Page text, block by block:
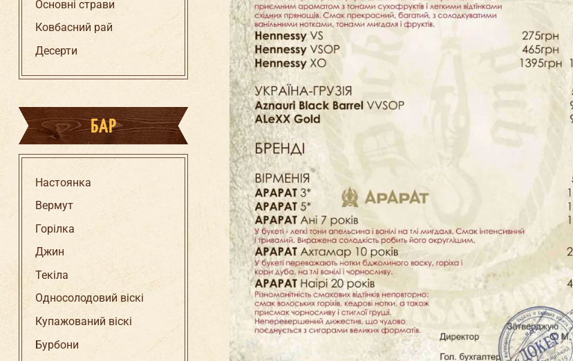
Основні страви
Ковбасний рай
Десерти
БАР
Настоянка
Вермут
Горілка
Джин
Текіла
Односолодовий віскі
Купажований віскі
Бурбони